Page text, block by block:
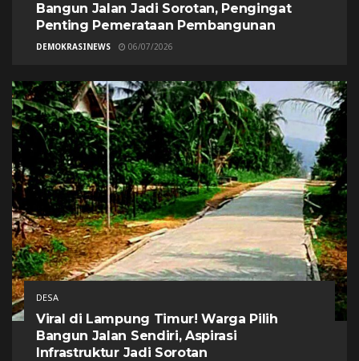
Bangun Jalan Jadi Sorotan, Pengingat
Penting Pemerataan Pembangunan
DEMOKRASINEWS 06/07/2026
DESA
Viral di Lampung Timur! Warga Pilih
Bangun Jalan Sendiri, Aspirasi
Infrastruktur Jadi Sorotan